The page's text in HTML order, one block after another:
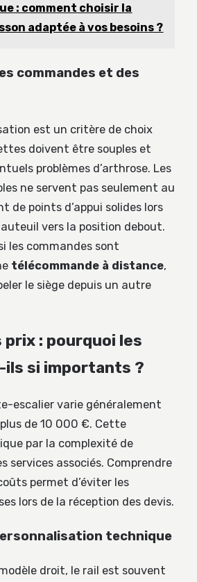
: comment choisir la
adaptée à vos besoins ?
commandes et des
est un critère de choix
doivent être souples et
problèmes d’arthrose. Les
ne servent pas seulement au
de points d’appui solides lors
vers la position debout.
les commandes sont
télécommande à distance,
le siège depuis un autre
prix : pourquoi les
si importants ?
escalier varie généralement
de 10 000 €. Cette
par la complexité de
services associés. Comprendre
permet d’éviter les
lors de la réception des devis.
technique
droit, le rail est souvent